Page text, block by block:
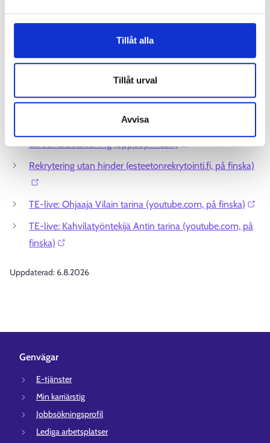
Tillåt alla
Tillåt urval
Avvisa
Gemensamt anskaffad utbildning
Arbetskraftsutbildning
Rekryteringsstöd för arbetsgivare för att anställa unga⁠
Läroavtalsutbildning (oppisopimus.fi)⁠
Rekrytering utan hinder (esteetonrekrytointi.fi, på finska)⁠⁠
TE-live: Ohjaaja Vilain tarina (youtube.com, på finska)⁠
TE-live: Kahvilatyöntekijä Antin tarina (youtube.com, på
finska)⁠
Uppdaterad: 6.8.2026
Genvägar
E-tjänster
Min karriärstig
Jobbsökningsprofil
Lediga arbetsplatser